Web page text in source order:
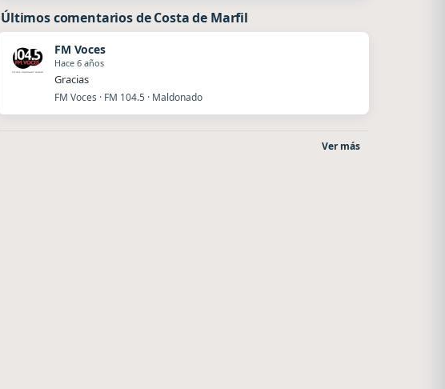
Últimos comentarios de Costa de Marfil
FM Voces
Hace 6 años
Gracias
FM Voces · FM 104.5 · Maldonado
Ver más